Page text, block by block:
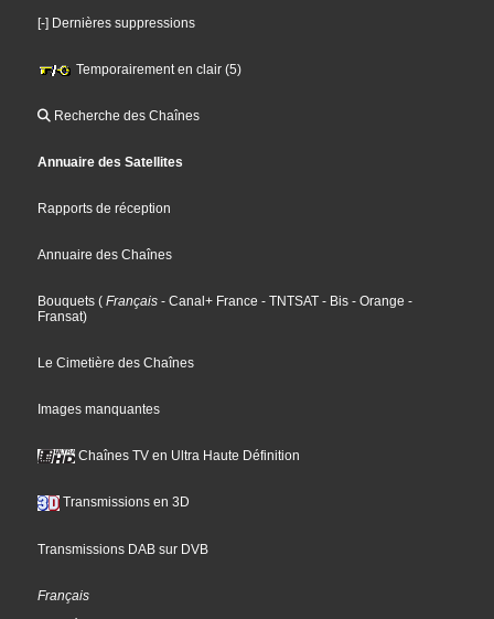
[-] Dernières suppressions
Temporairement en clair (5)
Recherche des Chaînes
Annuaire des Satellites
Rapports de réception
Annuaire des Chaînes
Bouquets ( Français - Canal+ France - TNTSAT - Bis - Orange -
Fransat)
Le Cimetière des Chaînes
Images manquantes
Chaînes TV en Ultra Haute Définition
Transmissions en 3D
Transmissions DAB sur DVB
Français